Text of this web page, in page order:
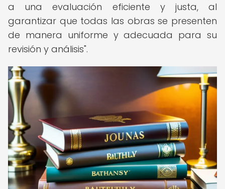
a una evaluación eficiente y justa, al
garantizar que todas las obras se presenten
de manera uniforme y adecuada para su
revisión y análisis".